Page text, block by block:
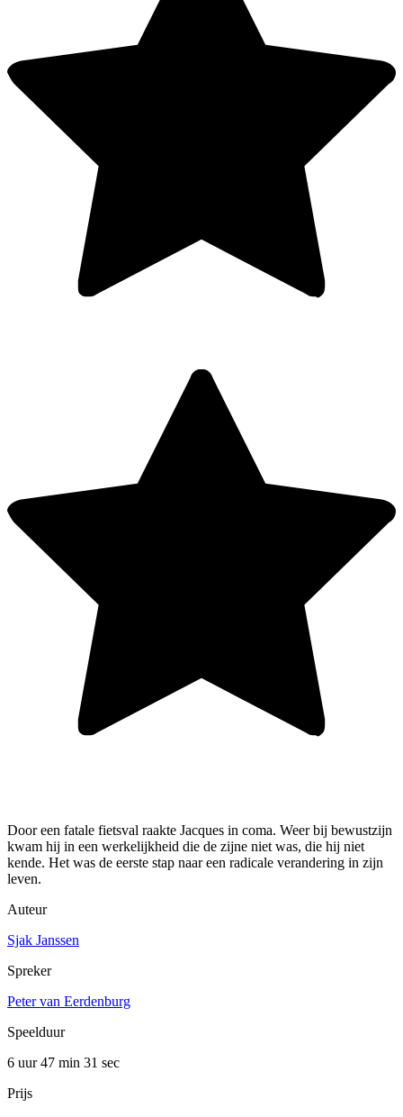
Door een fatale fietsval raakte Jacques in coma. Weer bij bewustzijn
kwam hij in een werkelijkheid die de zijne niet was, die hij niet
kende. Het was de eerste stap naar een radicale verandering in zijn
leven.
Auteur
Sjak Janssen
Spreker
Peter van Eerdenburg
Speelduur
6 uur 47 min 31 sec
Prijs